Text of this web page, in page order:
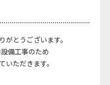
がとうございます。
備工事のため
ただきます。